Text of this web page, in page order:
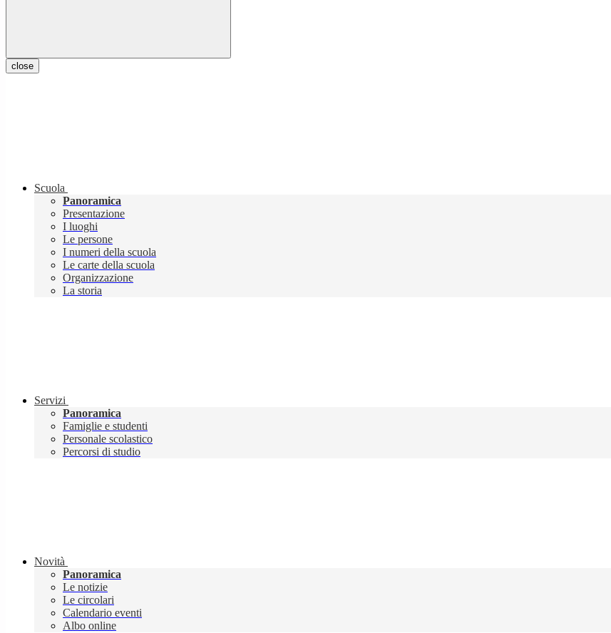
close
Scuola
Panoramica
Presentazione
I luoghi
Le persone
I numeri della scuola
Le carte della scuola
Organizzazione
La storia
Servizi
Panoramica
Famiglie e studenti
Personale scolastico
Percorsi di studio
Novità
Panoramica
Le notizie
Le circolari
Calendario eventi
Albo online